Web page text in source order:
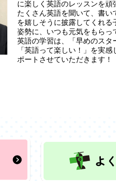
に楽しく英語のレッスンを頑
たくさん英語を聞いて、書い
を嬉しそうに披露してくれ
姿勢に、いつも元気をもらっ
英語の学習は、「早めのスタ
「英語って楽しい！」を実
ポートさせていただきます！